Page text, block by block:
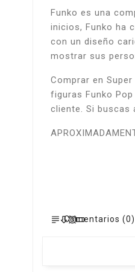
Funko es una
inicios, Funko ha
con un diseño
mostrar sus
Comprar en
figuras Funko
cliente. Si buscas
Comentarios (0)